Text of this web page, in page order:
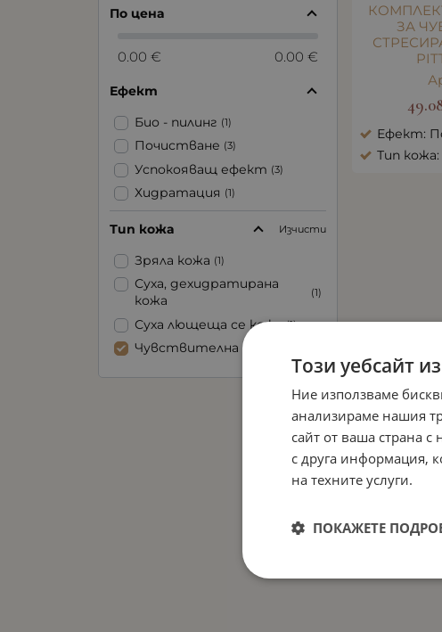
ЗА
Ефект:
Тип
По цена
0.00 € 0.00 €
Ефект
Био - пилинг (1)
Почистване (3)
Успокояващ ефект (3)
Хидратация (1)
Тип кожа Изчисти
Зряла кожа (1)
Суха, дехидратирана
кожа
(1)
Суха лющеща се кожа (1)
Чувствителна кожа
Този уебсайт
Ние използваме
анализираме нашия
сайт от ваша страна
с друга информация,
на техните услуги.
ПОКАЖЕТЕ